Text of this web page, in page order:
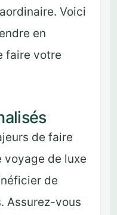
Voici
en
faire votre
de faire
voyage de luxe
de
Assurez-vous